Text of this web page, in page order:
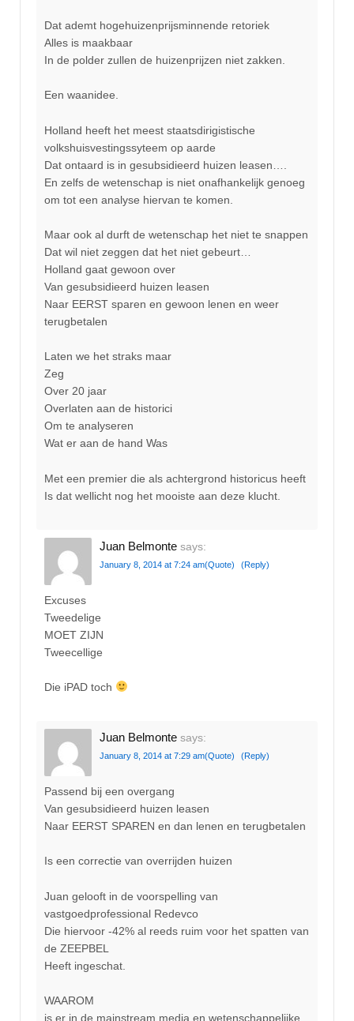
Dat ademt hogehuizenprijsminnende retoriek
Alles is maakbaar
In de polder zullen de huizenprijzen niet zakken.
Een waanidee.
Holland heeft het meest staatsdirigistische
volkshuisvestingssyteem op aarde
Dat ontaard is in gesubsidieerd huizen leasen….
En zelfs de wetenschap is niet onafhankelijk genoeg
om tot een analyse hiervan te komen.
Maar ook al durft de wetenschap het niet te snappen
Dat wil niet zeggen dat het niet gebeurt…
Holland gaat gewoon over
Van gesubsidieerd huizen leasen
Naar EERST sparen en gewoon lenen en weer
terugbetalen
Laten we het straks maar
Zeg
Over 20 jaar
Overlaten aan de historici
Om te analyseren
Wat er aan de hand Was
Met een premier die als achtergrond historicus heeft
Is dat wellicht nog het mooiste aan deze klucht.
Juan Belmonte says:
January 8, 2014 at 7:24 am(Quote) (Reply)
Excuses
Tweedelige
MOET ZIJN
Tweecellige
Die iPAD toch
Juan Belmonte says:
January 8, 2014 at 7:29 am(Quote) (Reply)
Passend bij een overgang
Van gesubsidieerd huizen leasen
Naar EERST SPAREN en dan lenen en terugbetalen
Is een correctie van overrijden huizen
Juan gelooft in de voorspelling van
vastgoedprofessional Redevco
Die hiervoor -42% al reeds ruim voor het spatten van
de ZEEPBEL
Heeft ingeschat.
WAAROM
is er in de mainstream media en wetenschappelijke